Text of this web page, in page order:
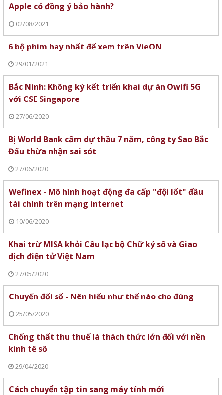
Apple có đồng ý bảo hành?
02/08/2021
6 bộ phim hay nhất để xem trên VieON
29/01/2021
Bắc Ninh: Không ký kết triển khai dự án Owifi 5G
với CSE Singapore
27/06/2020
Bị World Bank cấm dự thầu 7 năm, công ty Sao Bắc
Đẩu thừa nhận sai sót
27/06/2020
Wefinex - Mô hình hoạt động đa cấp "đội lốt" đầu
tài chính trên mạng internet
10/06/2020
Khai trừ MISA khỏi Câu lạc bộ Chữ ký số và Giao
dịch điện tử Việt Nam
27/05/2020
Chuyển đổi số - Nên hiểu như thế nào cho đúng
25/05/2020
Chống thất thu thuế là thách thức lớn đối với nền
kinh tế số
29/04/2020
Cách chuyển tập tin sang máy tính mới